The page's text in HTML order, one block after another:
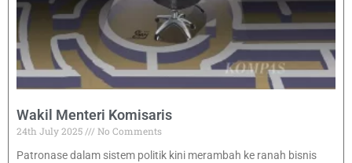
Wakil Menteri Komisaris
24th July 2025
No Comments
Patronase dalam sistem politik kini merambah ke ranah bisnis